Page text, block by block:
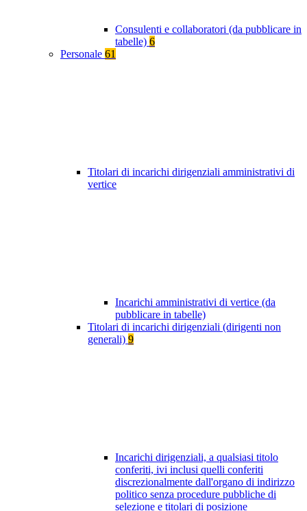
Consulenti e collaboratori (da pubblicare in
tabelle) 6
Personale 61
Titolari di incarichi dirigenziali amministrativi di
vertice
Incarichi amministrativi di vertice (da
pubblicare in tabelle)
Titolari di incarichi dirigenziali (dirigenti non
generali) 9
Incarichi dirigenziali, a qualsiasi titolo
conferiti, ivi inclusi quelli conferiti
discrezionalmente dall'organo di indirizzo
politico senza procedure pubbliche di
selezione e titolari di posizione